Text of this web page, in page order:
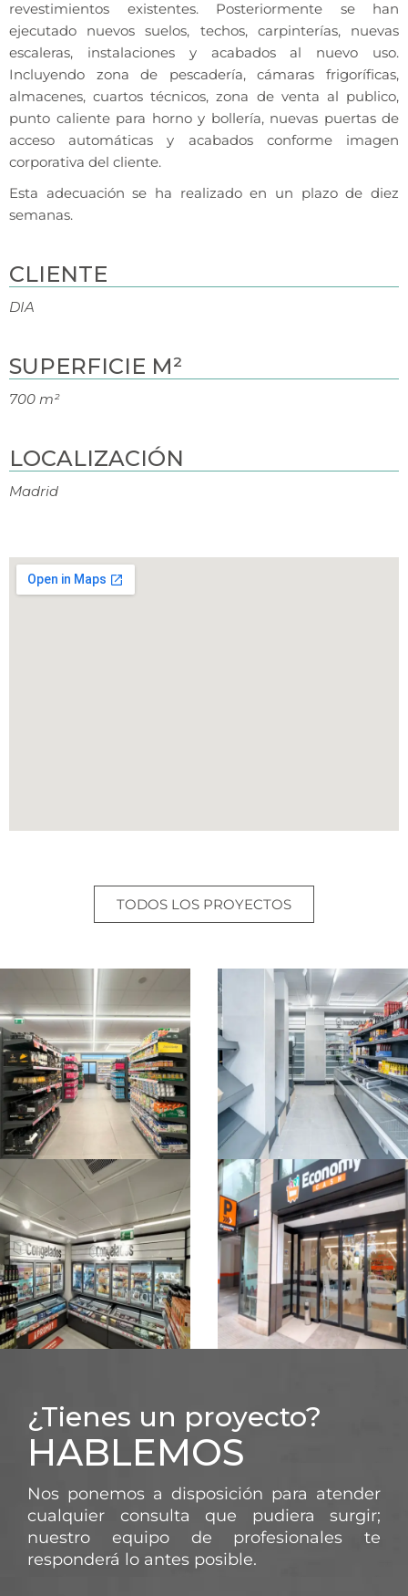
revestimientos existentes. Posteriormente se han
ejecutado nuevos suelos, techos, carpinterías, nuevas
escaleras, instalaciones y acabados al nuevo uso.
Incluyendo zona de pescadería, cámaras frigoríficas,
almacenes, cuartos técnicos, zona de venta al publico,
punto caliente para horno y bollería, nuevas puertas de
acceso automáticas y acabados conforme imagen
corporativa del cliente.
Esta adecuación se ha realizado en un plazo de diez
semanas.
CLIENTE
DIA
SUPERFICIE M²
700 m²
LOCALIZACIÓN
Madrid
TODOS LOS PROYECTOS
SUPERMERCADO
SUPERMERCADO
DIA – AVENIDA DEL
BRILLANTE
CÓRDOBA
SUPERMERCADO
SUPERMERCADO
DIA – COLLADO
VILLALBA
SUPERMERCADO
DIA – MADRID
ECONOMY CASH –
¿Tienes un proyecto?
HABLEMOS
Nos ponemos a disposición para atender
cualquier consulta que pudiera surgir;
nuestro equipo de profesionales te
responderá lo antes posible.